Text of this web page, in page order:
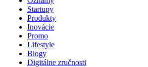
Startupy
Produkty
Inovácie
Promo
Lifestyle
Blogy
Digitálne zručnosti